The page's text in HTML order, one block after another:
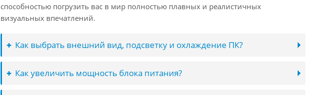
способностью погрузить вас в мир полностью плавных и реалистичных
визуальных впечатлений.
Как выбрать внешний вид, подсветку и охлаждение ПК?
Как увеличить мощность блока питания?